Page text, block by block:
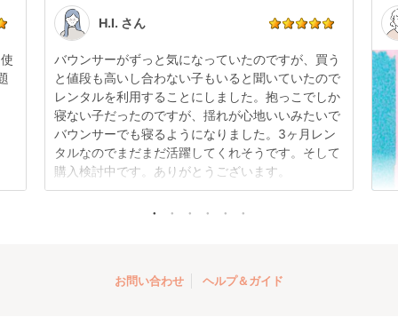
折りたたみ チャイル
ドシート ISOFIX チャ
イルドシート プッパ
プポ(PUPPAPUPO)
円 〜
す。
点検清掃については
もご確認ください。
H.I. さん
バウンサーがずっと気になっていたのですが、買う
と値段も高いし合わない子もいると聞いていたので
レンタルを利用することにしました。抱っこでしか
寝ない子だったのですが、揺れが心地いいみたいで
バウンサーでも寝るようになりました。3ヶ月レン
タルなのでまだまだ活躍してくれそうです。そして
購入検討中です。ありがとうございます。
お問い合わせ ヘルプ＆ガイド